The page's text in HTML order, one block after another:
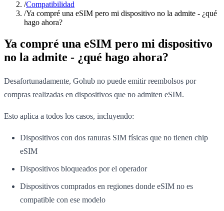
/Compatibilidad
/Ya compré una eSIM pero mi dispositivo no la admite - ¿qué
hago ahora?
Ya compré una eSIM pero mi dispositivo
no la admite - ¿qué hago ahora?
Desafortunadamente, Gohub no puede emitir reembolsos por
compras realizadas en dispositivos que no admiten eSIM.
Esto aplica a todos los casos, incluyendo:
Dispositivos con dos ranuras SIM físicas que no tienen chip
eSIM
Dispositivos bloqueados por el operador
Dispositivos comprados en regiones donde eSIM no es
compatible con ese modelo